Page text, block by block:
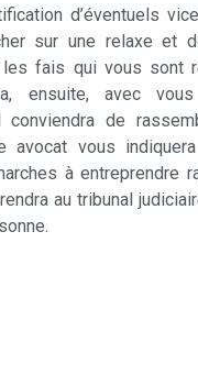
d’éventuels
sur une relaxe et
les fais qui vous sont
ensuite, avec
conviendra de
avocat vous
à entreprendre
au tribunal